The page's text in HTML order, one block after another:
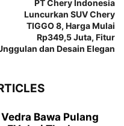
PT Chery Indonesia
Luncurkan SUV Chery
TIGGO 8, Harga Mulai
Rp349,5 Juta, Fitur
dan Desain Elegan
Bawa Pulang